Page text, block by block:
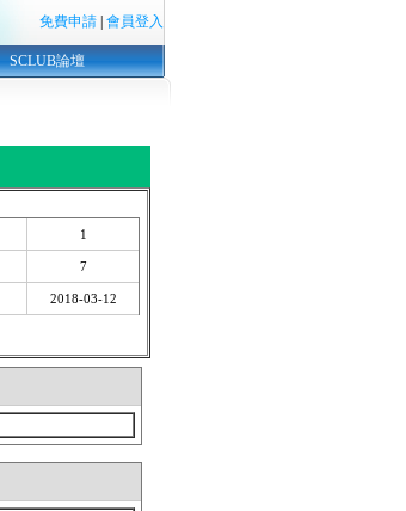
免費申請 會員登入
SCLUB論壇
1
7
2018-03-12